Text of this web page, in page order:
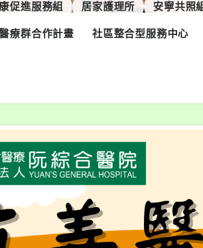
促進服務組 居家護理所 安寧共照
療群合作計畫 社區整合型服務中心